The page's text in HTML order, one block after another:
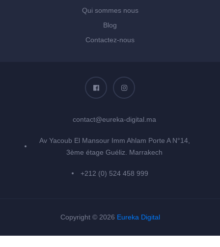
Qui sommes nous
Blog
Contactez-nous
contact@eureka-digital.ma
Av Yacoub El Mansour Imm Ahlam Porte A N°14,
3ème étage Guéliz. Marrakech
+212 (0) 524 458 999
Copyright © 2026 Eureka Digital